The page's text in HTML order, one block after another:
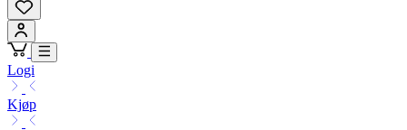
Logi
Kjøp